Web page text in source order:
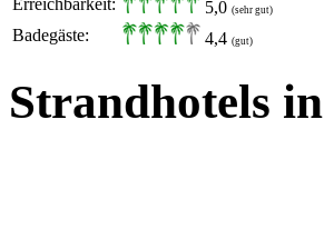
5,0 (sehr gut)
Badegäste: 4,4 (gut)
Strandhotels in